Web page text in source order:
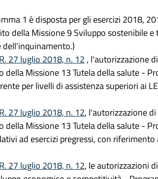
1 è disposta per gli esercizi 2018,
della Missione 9 Sviluppo sostenibile
dell'inquinamento.)
27 luglio 2018, n. 12 , l'autorizzazione
della Missione 13 Tutela della salute -
per livelli di assistenza superiori ai
27 luglio 2018, n. 12, l'autorizzazione
della Missione 13 Tutela della salute -
ad esercizi pregressi, con
27 luglio 2018, n. 12, le autorizzazioni